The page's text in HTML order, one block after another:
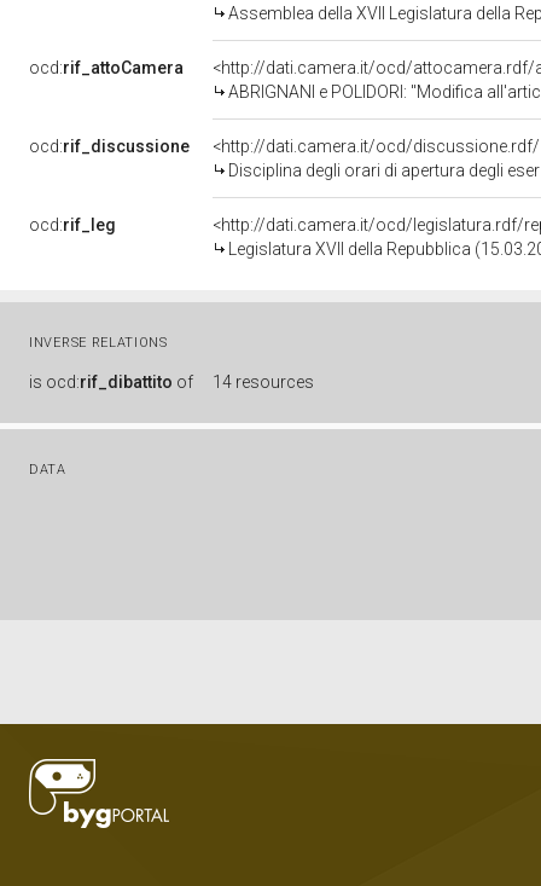
Assemblea della XVII Legislatura della
ocd:rif_attoCamera
<http://dati.camera.it/ocd/attocamera.rdf/
ABRIGNANI e POLIDORI: "Modifica all'articolo 31 del decreto-legge 6 dicembre
ocd:rif_discussione
<http://dati.camera.it/ocd/discussione.rdf/
Disciplina degli orari di apertura degli
ocd:rif_leg
<http://dati.camera.it/ocd/legislatura.rdf/
Legislatura XVII della Repubblica
INVERSE RELATIONS
is ocd:rif_dibattito of 14 resources
DATA